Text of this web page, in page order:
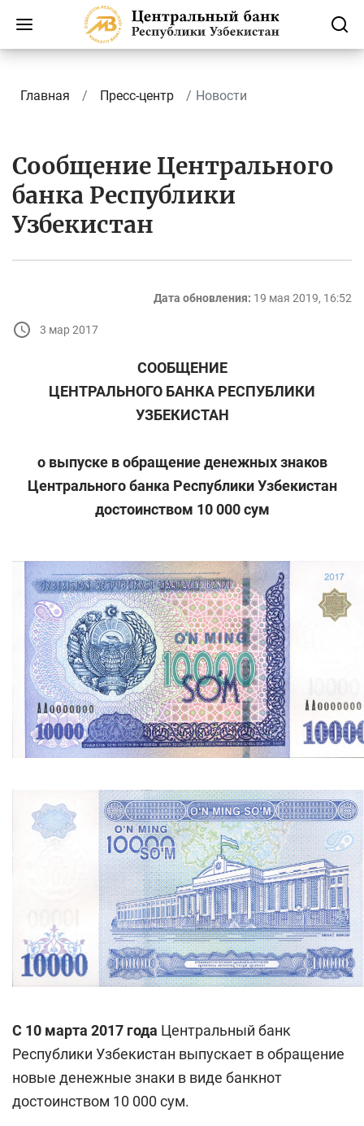
Главная Пресс-центр Новости
Сообщение Центрального
банка Республики
Узбекистан
Дата обновления: 19 мая 2019, 16:52
3 мар 2017
СООБЩЕНИЕ
ЦЕНТРАЛЬНОГО БАНКА РЕСПУБЛИКИ
УЗБЕКИСТАН
о выпуске в обращение денежных знаков
Центрального банка Республики Узбекистан
достоинством 10 000 сум
С 10 марта 2017 года Центральный банк
Республики Узбекистан выпускает в обращение
новые денежные знаки в виде банкнот
достоинством 10 000 сум.